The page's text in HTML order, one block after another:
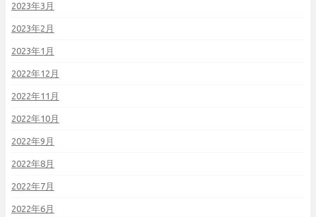
2023年3月
2023年2月
2023年1月
2022年12月
2022年11月
2022年10月
2022年9月
2022年8月
2022年7月
2022年6月